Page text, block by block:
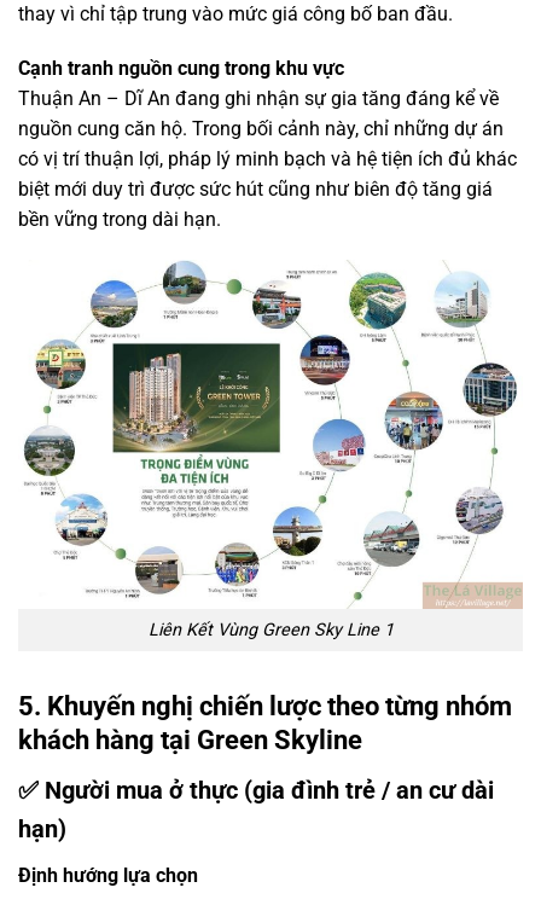
thay vì chỉ tập trung vào mức giá công bố ban đầu.
Cạnh tranh nguồn cung trong khu vực
Thuận An – Dĩ An đang ghi nhận sự gia tăng đáng kể về
nguồn cung căn hộ. Trong bối cảnh này, chỉ những dự án
có vị trí thuận lợi, pháp lý minh bạch và hệ tiện ích đủ khác
biệt mới duy trì được sức hút cũng như biên độ tăng giá
bền vững trong dài hạn.
Liên Kết Vùng Green Sky Line 1
5. Khuyến nghị chiến lược theo từng nhóm
khách hàng tại Green Skyline
✅ Người mua ở thực (gia đình trẻ / an cư dài
hạn)
Định hướng lựa chọn